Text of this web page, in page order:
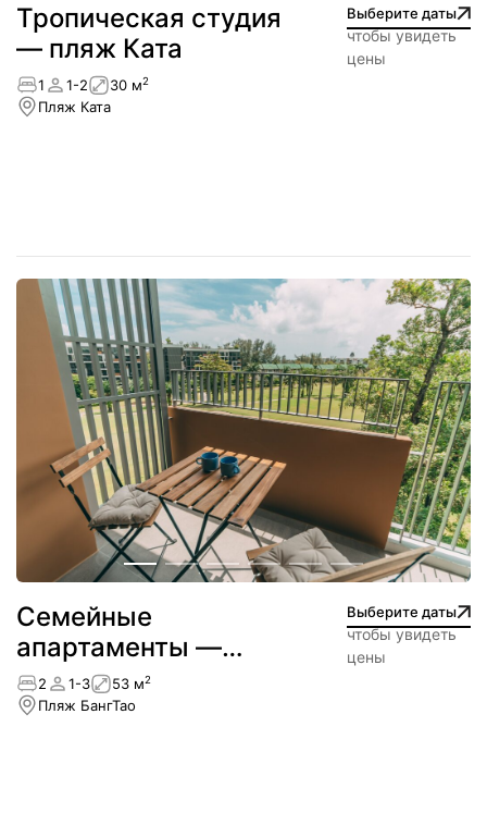
Тропическая студия
— пляж Ката
Выберите даты
чтобы увидеть
цены
1 1-2 30 м2
Пляж Ката
Cемейные
апартаменты —
Лагуна
Выберите даты
чтобы увидеть
цены
2 1-3 53 м2
Пляж БангТао